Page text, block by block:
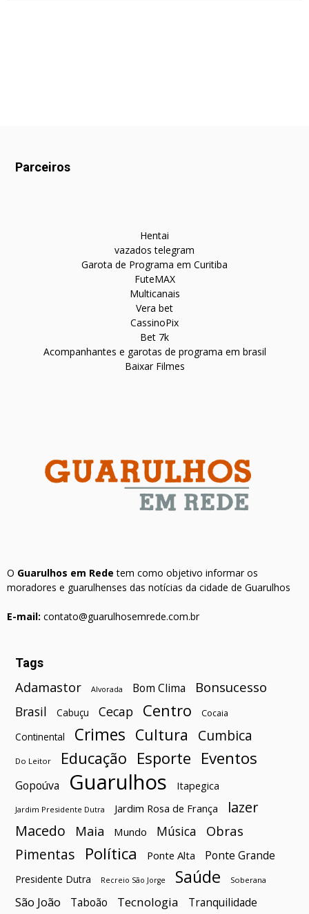
Parceiros
Hentai
vazados telegram
Garota de Programa em Curitiba
FuteMAX
Multicanais
Vera bet
CassinoPix
Bet 7k
Acompanhantes e garotas de programa em brasil
Baixar Filmes
O Guarulhos em Rede tem como objetivo informar os
moradores e guarulhenses das notícias da cidade de Guarulhos
E-mail: contato@guarulhosemrede.com.br
Tags
Adamastor Alvorada Bom Clima Bonsucesso
Brasil Cabuçu Cecap Centro Cocaia
Continental Crimes Cultura Cumbica
Do Leitor Educação Esporte Eventos
Gopoúva Guarulhos Itapegica
Jardim Presidente Dutra Jardim Rosa de França
lazer
Macedo
Maia Mundo Música Obras
Pimentas Política Ponte Alta Ponte Grande
Presidente Dutra Recreio São Jorge Saúde Soberana
São João Taboão Tecnologia Tranquilidade